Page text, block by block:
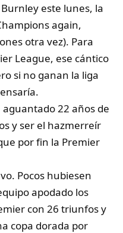
este lunes, la
again,
otra vez). Para
League, ese cántico
si no ganan la liga
22 años de
y ser el hazmerreír
por fin la Premier
Pocos hubiesen
apodado los
con 26 triunfos y
copa dorada por